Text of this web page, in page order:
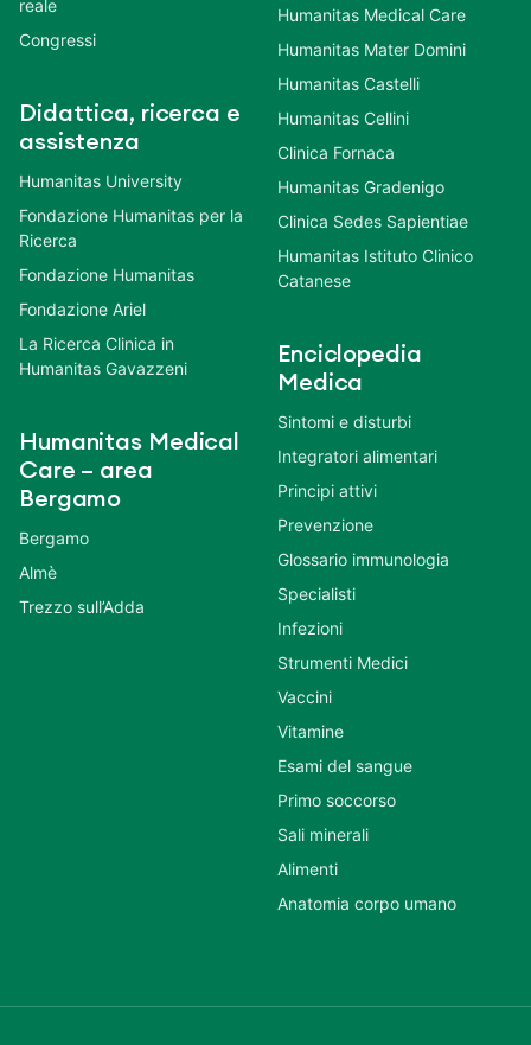
reale
Congressi
Didattica, ricerca e
assistenza
Humanitas University
Fondazione Humanitas per la
Ricerca
Fondazione Humanitas
Fondazione Ariel
La Ricerca Clinica in
Humanitas Gavazzeni
Humanitas Medical
Care – area
Bergamo
Bergamo
Almè
Trezzo sull’Adda
Humanitas Medical Care
Humanitas Mater Domini
Humanitas Castelli
Humanitas Cellini
Clinica Fornaca
Humanitas Gradenigo
Clinica Sedes Sapientiae
Humanitas Istituto Clinico
Catanese
Enciclopedia
Medica
Sintomi e disturbi
Integratori alimentari
Principi attivi
Prevenzione
Glossario immunologia
Specialisti
Infezioni
Strumenti Medici
Vaccini
Vitamine
Esami del sangue
Primo soccorso
Sali minerali
Alimenti
Anatomia corpo umano